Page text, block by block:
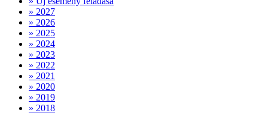
» 2027
» 2026
» 2025
» 2024
» 2023
» 2022
» 2021
» 2020
» 2019
» 2018